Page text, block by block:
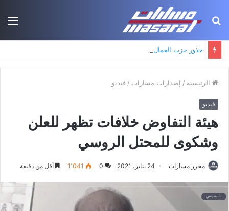
بحث
الرئيسية / إصدارات مسارات / فيديو
فيديو
هيئة التفاوض خلافات تظهر للعلن
وشكوى للمحتل الروسي
محرر مسارات 24 يناير، 2021 0 1٬041 أقل من دقيقة